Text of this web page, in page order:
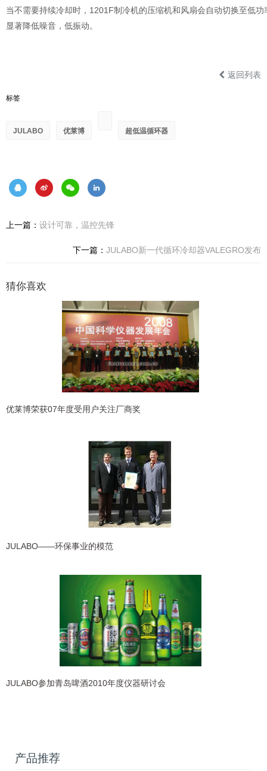
当不需要持续冷却时，1201F制冷机的压缩机和风扇会自动切换至低功
显著降低噪音，低振动。
返回列表
标签
JULABO 优莱博 超低温循环器
上一篇： 设计可靠，温控先锋
下一篇： JULABO新一代循环冷却器VALEGRO发布
猜你喜欢
优莱博荣获07年度受用户关注厂商奖
JULABO——环保事业的模范
JULABO参加青岛啤酒2010年度仪器研讨会
产品推荐